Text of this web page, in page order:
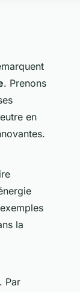
. Prenons
en
la
Par